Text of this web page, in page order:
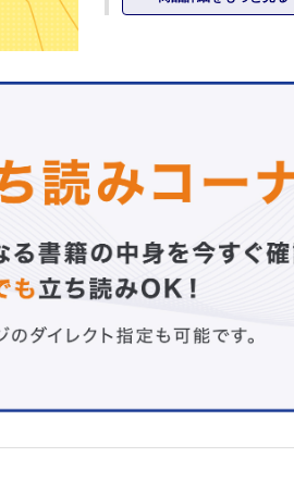
2 統合失調症・うつ病に
4 うつ病の概説
うつ病の診断・鑑別・評
Lecture 精神科における
1 作業療法の過程および
作業療法評価の理解
症例1 統合失調症患者に
3 作業療法開始前の面接